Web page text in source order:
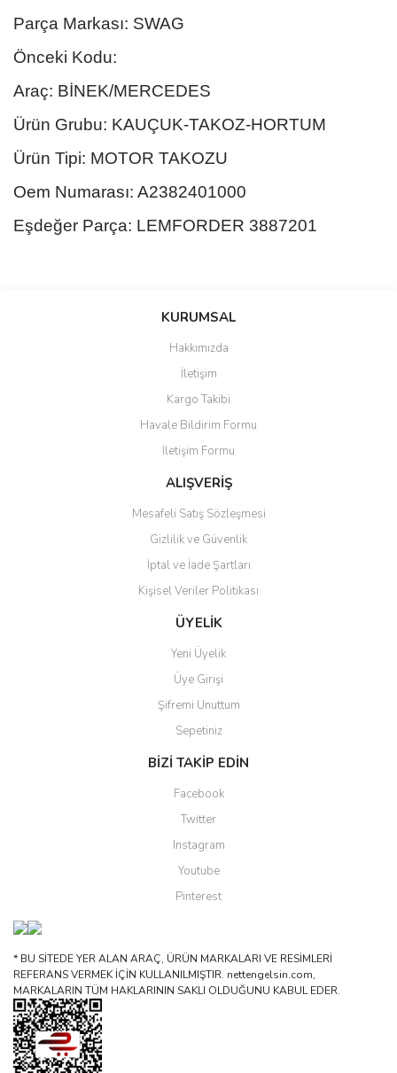
Parça Markası: SWAG
Önceki Kodu:
Araç: BİNEK/MERCEDES
Ürün Grubu: KAUÇUK-TAKOZ-HORTUM
Ürün Tipi: MOTOR TAKOZU
Oem Numarası: A2382401000
Eşdeğer Parça: LEMFORDER 3887201
Bu ürüne ilk yorumu siz yapın!
Yorum Yaz
Ürün resmi kalitesiz, bozuk veya görüntülenemiyor.
Ürün açıklamasında eksik bilgiler bulunuyor.
Ürün bilgilerinde hatalar bulunuyor.
Ürün fiyatı diğer sitelerden daha pahalı.
Bu ürüne benzer farklı alternatifler olmalı.
Gönder
KURUMSAL
Hakkımızda
İletişim
Kargo Takibi
Havale Bildirim Formu
İletişim Formu
ALIŞVERİŞ
Mesafeli Satış Sözleşmesi
Gizlilik ve Güvenlik
İptal ve İade Şartları
Kişisel Veriler Politikası
ÜYELİK
Yeni Üyelik
Üye Girişi
Şifremi Unuttum
Sepetiniz
BİZİ TAKİP EDİN
Facebook
Twitter
Instagram
Youtube
Pinterest
* BU SİTEDE YER ALAN ARAÇ, ÜRÜN MARKALARI VE RESİMLERİ
REFERANS VERMEK İÇİN KULLANILMIŞTIR. nettengelsin.com,
MARKALARIN TÜM HAKLARININ SAKLI OLDUĞUNU KABUL EDER.